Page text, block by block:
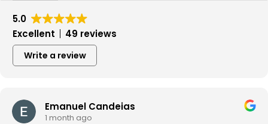
5.0
Excellent
49 reviews
Write a review
Emanuel Candeias
1 month ago